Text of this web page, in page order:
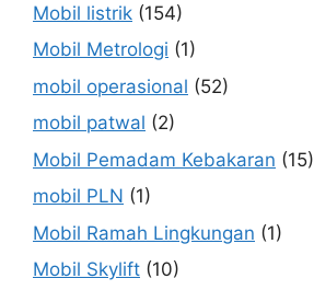
Mobil listrik (154)
Mobil Metrologi (1)
mobil operasional (52)
mobil patwal (2)
Mobil Pemadam Kebakaran (15)
mobil PLN (1)
Mobil Ramah Lingkungan (1)
Mobil Skylift (10)